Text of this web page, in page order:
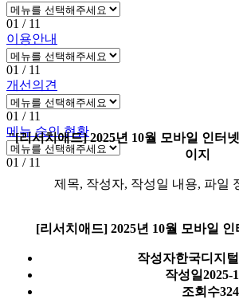
01 / 11
이용안내
01 / 11
개선의견
01 / 11
메뉴 승인 현황
01 / 11
"[리서치애드] 2025년 10월 모바일 인터
이지
제목, 작성자, 작성일 내용, 파일
[리서치애드] 2025년 10월 모바일
작성자한국디지
작성일2025-
조회수